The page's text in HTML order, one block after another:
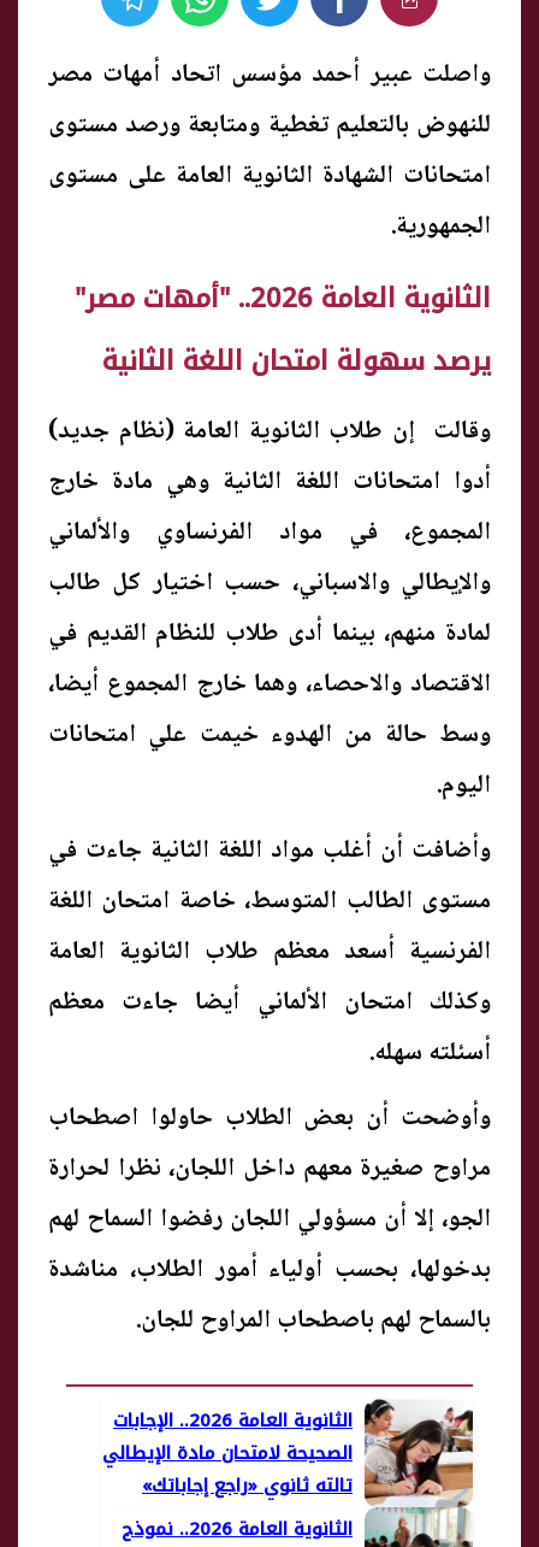
واصلت عبير أحمد مؤسس اتحاد أمهات مصر
للنهوض بالتعليم تغطية ومتابعة ورصد مستوى
امتحانات الشهادة الثانوية العامة على مستوى
الجمهورية.
الثانوية العامة 2026.. "أمهات مصر"
يرصد سهولة امتحان اللغة الثانية
وقالت إن طلاب الثانوية العامة (نظام جديد)
أدوا امتحانات اللغة الثانية وهي مادة خارج
المجموع، في مواد الفرنساوي والألماني
والإيطالي والاسباني، حسب اختيار كل طالب
لمادة منهم، بينما أدى طلاب للنظام القديم في
الاقتصاد والاحصاء، وهما خارج المجموع أيضا،
وسط حالة من الهدوء خيمت علي امتحانات
اليوم.
وأضافت أن أغلب مواد اللغة الثانية جاءت في
مستوى الطالب المتوسط، خاصة امتحان اللغة
الفرنسية أسعد معظم طلاب الثانوية العامة
وكذلك امتحان الألماني أيضا جاءت معظم
أسئلته سهله.
وأوضحت أن بعض الطلاب حاولوا اصطحاب
مراوح صغيرة معهم داخل اللجان، نظرا لحرارة
الجو، إلا أن مسؤولي اللجان رفضوا السماح لهم
بدخولها، بحسب أولياء أمور الطلاب، مناشدة
بالسماح لهم باصطحاب المراوح للجان.
الثانوية العامة 2026.. الإجابات
الصحيحة لامتحان مادة الإيطالي
تالته ثانوي «راجع إجاباتك»
الثانوية العامة 2026.. نموذج